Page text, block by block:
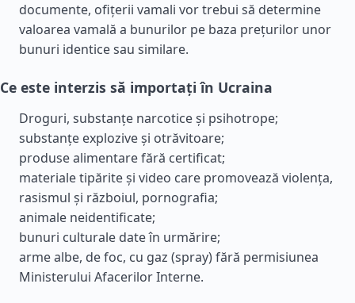
documente, ofițerii vamali vor trebui să determine
valoarea vamală a bunurilor pe baza prețurilor unor
bunuri identice sau similare.
Ce este interzis să importați în Ucraina
Droguri, substanțe narcotice și psihotrope;
substanțe explozive și otrăvitoare;
produse alimentare fără certificat;
materiale tipărite și video care promovează violența,
rasismul și războiul, pornografia;
animale neidentificate;
bunuri culturale date în urmărire;
arme albe, de foc, cu gaz (spray) fără permisiunea
Ministerului Afacerilor Interne.